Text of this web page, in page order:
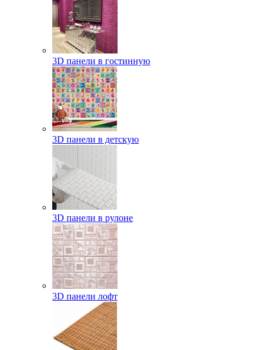
3D панели в гостинную
3D панели в детскую
3D панели в рулоне
3D панели лофт